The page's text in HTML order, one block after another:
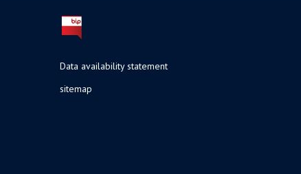
Data availability statement
sitemap